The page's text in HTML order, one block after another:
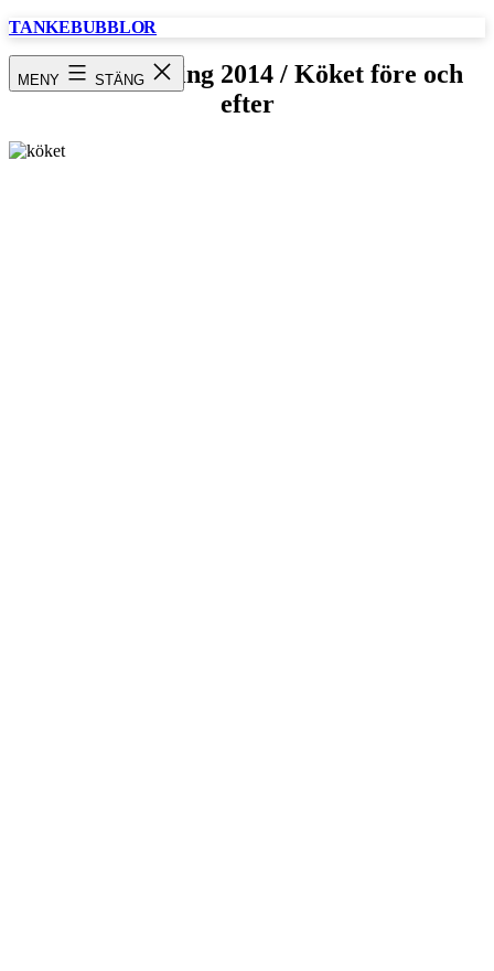
Hoppa
TANKEBUBBLOR
MENY STÄNG
Köksrenovering 2014 / Köket före och
efter